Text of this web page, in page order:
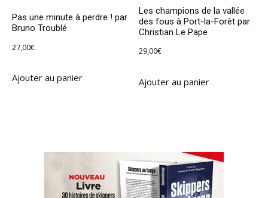
Pas une minute à perdre ! par
Bruno Troublé
27,00€
Ajouter au panier
Les champions de la vallée
des fous à Port-la-Forêt par
Christian Le Pape
29,00€
Ajouter au panier